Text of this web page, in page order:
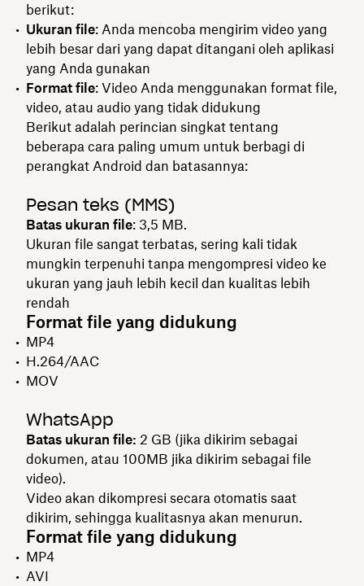
berikut:
Ukuran file: Anda mencoba mengirim video yang
lebih besar dari yang dapat ditangani oleh aplikasi
yang Anda gunakan
Format file: Video Anda menggunakan format file,
video, atau audio yang tidak didukung
Berikut adalah perincian singkat tentang
beberapa cara paling umum untuk berbagi di
perangkat Android dan batasannya:
Pesan teks (MMS)
Batas ukuran file: 3,5 MB.
Ukuran file sangat terbatas, sering kali tidak
mungkin terpenuhi tanpa mengompresi video ke
ukuran yang jauh lebih kecil dan kualitas lebih
rendah
Format file yang didukung
MP4
H.264/AAC
MOV
WhatsApp
Batas ukuran file: 2 GB (jika dikirim sebagai
dokumen, atau 100MB jika dikirim sebagai file
video).
Video akan dikompresi secara otomatis saat
dikirim, sehingga kualitasnya akan menurun.
Format file yang didukung
MP4
AVI